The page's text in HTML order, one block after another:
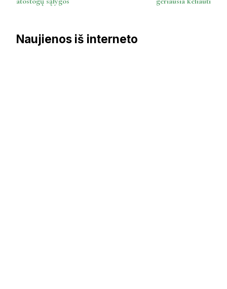
Naujienos iš interneto